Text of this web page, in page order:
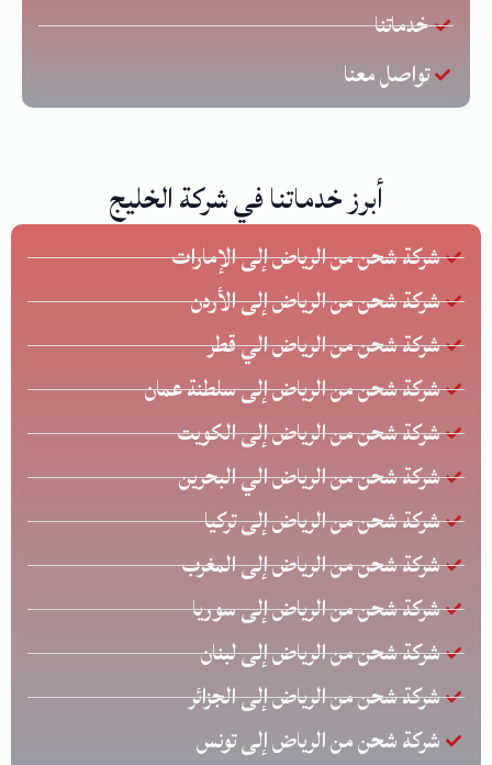
خدماتنا
تواصل معنا
أبرز خدماتنا في شركة الخليج
شركة شحن من الرياض إلى الإمارات
شركة شحن من الرياض إلى الأردن
شركة شحن من الرياض الي قطر
شركة شحن من الرياض إلى سلطنة عمان
شركة شحن من الرياض إلى الكويت
شركة شحن من الرياض الي البحرين
شركة شحن من الرياض إلى تركيا
شركة شحن من الرياض إلى المغرب
شركة شحن من الرياض إلى سوريا
شركة شحن من الرياض إلى لبنان
شركة شحن من الرياض إلى الجزائر
شركة شحن من الرياض إلى تونس